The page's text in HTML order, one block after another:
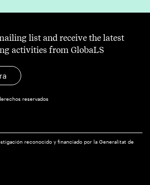
list and receive the latest
activities from GlobaLS
reservados
reconocido y financiado por la Generalitat de